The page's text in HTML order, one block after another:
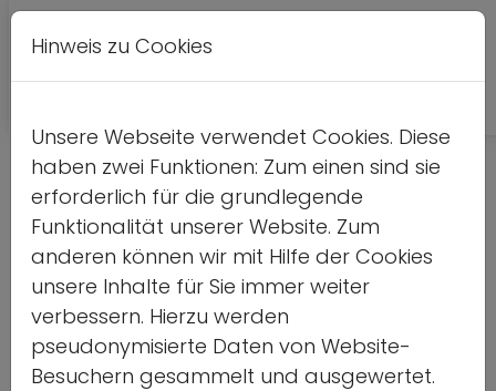
Leichte
Detailseite
Home
Vorlesen
Hinweis zu Cookies
Unsere Webseite verwendet Cookies. Diese
haben zwei Funktionen: Zum einen sind sie
erforderlich für die grundlegende
Funktionalität unserer Website. Zum
anderen können wir mit Hilfe der Cookies
unsere Inhalte für Sie immer weiter
verbessern. Hierzu werden
pseudonymisierte Daten von Website-
Besuchern gesammelt und ausgewertet.